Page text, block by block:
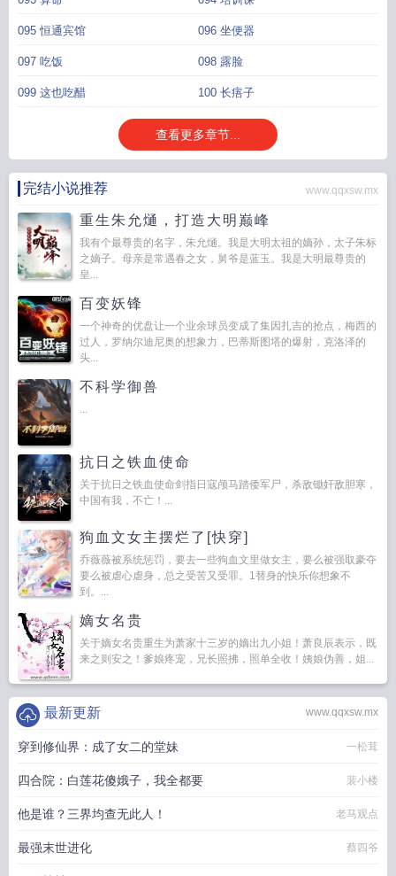
095 恒通宾馆 096 坐便器
097 吃饭 098 露脸
099 这也吃醋 100 长痦子
查看更多章节...
完结小说推荐 www.qqxsw.mx
重生朱允熥，打造大明巅峰
我有个最尊贵的名字，朱允熥。我是大明太祖的嫡孙，太子朱标
之嫡子。母亲是常遇春之女，舅爷是蓝玉。我是大明最尊贵的
皇...
百变妖锋
一个神奇的优盘让一个业余球员变成了集因扎吉的抢点，梅西的
过人，罗纳尔迪尼奥的想象力，巴蒂斯图塔的爆射，克洛泽的
头...
不科学御兽
...
抗日之铁血使命
关于抗日之铁血使命剑指日寇颅马踏倭军尸，杀敌锄奸敌胆寒，
中国有我，不亡！...
狗血文女主摆烂了[快穿]
乔薇薇被系统惩罚，要去一些狗血文里做女主，要么被强取豪夺
要么被虐心虐身，总之受苦又受罪。1替身的快乐你想象不
到。...
嫡女名贵
关于嫡女名贵重生为萧家十三岁的嫡出九小姐！萧良辰表示，既
来之则安之！爹娘疼宠，兄长照拂，照单全收！姨娘伪善，姐...
www.qqxsw.mx
最新更新
穿到修仙界：成了女二的堂妹 一松茸
四合院：白莲花傻娥子，我全都要 裴小楼
他是谁？三界均查无此人！ 老马观点
最强末世进化 蔡四爷